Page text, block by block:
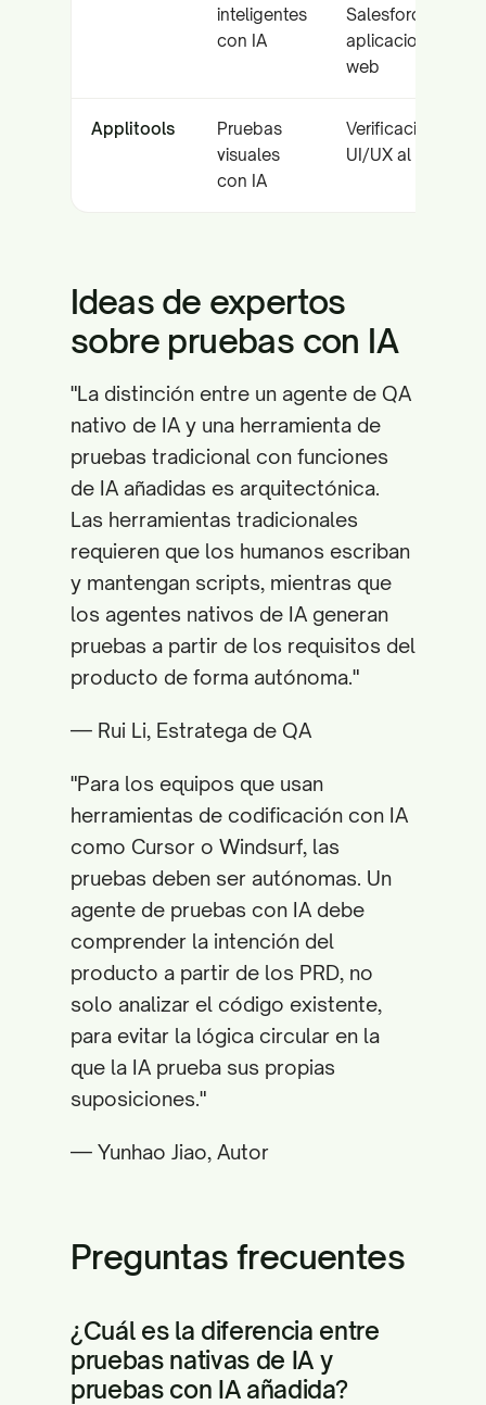
inteligentes
con IA
Salesforce y
aplicaciones
web
Applitools
Pruebas
visuales
con IA
Verificación de
UI/UX al píxel
Ideas de expertos
sobre pruebas con IA
"La distinción entre un agente de QA
nativo de IA y una herramienta de
pruebas tradicional con funciones
de IA añadidas es arquitectónica.
Las herramientas tradicionales
requieren que los humanos escriban
y mantengan scripts, mientras que
los agentes nativos de IA generan
pruebas a partir de los requisitos del
producto de forma autónoma."
— Rui Li, Estratega de QA
"Para los equipos que usan
herramientas de codificación con IA
como Cursor o Windsurf, las
pruebas deben ser autónomas. Un
agente de pruebas con IA debe
comprender la intención del
producto a partir de los PRD, no
solo analizar el código existente,
para evitar la lógica circular en la
que la IA prueba sus propias
suposiciones."
— Yunhao Jiao, Autor
Preguntas frecuentes
¿Cuál es la diferencia entre
pruebas nativas de IA y
pruebas con IA añadida?